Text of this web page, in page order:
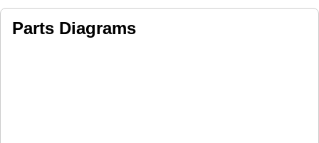
Parts Diagrams